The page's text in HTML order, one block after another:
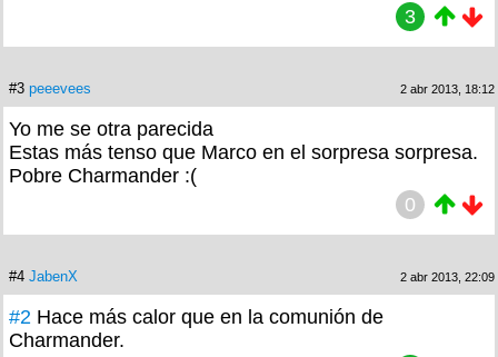
3
#3 peeevees 2 abr 2013, 18:12
Yo me se otra parecida
Estas más tenso que Marco en el sorpresa sorpresa.
Pobre Charmander :(
0
#4 JabenX 2 abr 2013, 22:09
#2 Hace más calor que en la comunión de
Charmander.